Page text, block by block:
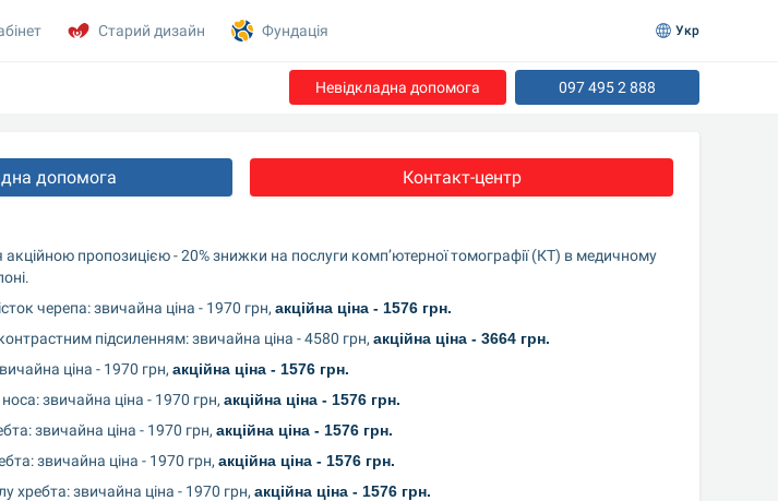
Невідкладна допомога 097 495 2 888
допомога Контакт-центр
пропозицією - 20% знижки на послуги комп’ютерної томографії (КТ) в медичному
черепа: звичайна ціна - 1970 грн, акційна ціна - 1576 грн.
підсиленням: звичайна ціна - 4580 грн, акційна ціна - 3664 грн.
ціна - 1970 грн, акційна ціна - 1576 грн.
звичайна ціна - 1970 грн, акційна ціна - 1576 грн.
звичайна ціна - 1970 грн, акційна ціна - 1576 грн.
звичайна ціна - 1970 грн, акційна ціна - 1576 грн.
хребта: звичайна ціна - 1970 грн, акційна ціна - 1576 грн.
Старий дизайн Фундація Укр